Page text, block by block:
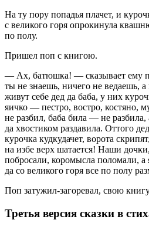
На ту пору попадья плачет, и
с великого горя опрокинула
по полу.
Пришел поп с книгою.
— Ах, батюшка! — сказывает ему
ты не знаешь, ничего не ведаешь, а
живут себе дед да баба, у них
яичко — пестро, востро, костяно,
не разбил, баба била — не
да хвостиком раздавила. Оттого
курочка кудкудачет, ворота
на избе верх шатается! Наши
побросали, коромысла поломали, а
да со великого горя все по полу
Поп затужил-загоревал, свою
Третья версия сказки в